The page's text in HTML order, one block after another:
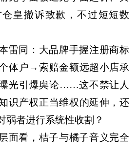
皇撤诉致歉，不过短短数
雷同：大品牌手握注册商标
体户→索赔金额远超小店承
光引爆舆论……这不禁让人
识产权正当维权的延伸，还
弱者进行系统性收割？
面看，桔子与橘子音义完全